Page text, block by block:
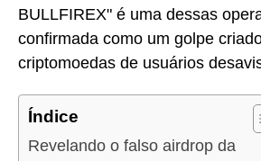
BULLFIREX" é uma dessas
confirmada como um golpe
criptomoedas de usuários
Índice
Revelando o falso airdrop da